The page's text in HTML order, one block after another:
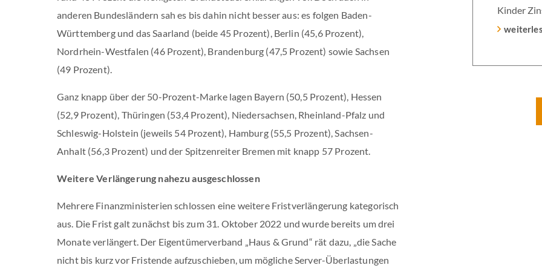
anderen Bundesländern sah es bis dahin nicht besser aus: es folgen Baden-
Württemberg und das Saarland (beide 45 Prozent), Berlin (45,6 Prozent),
Nordrhein-Westfalen (46 Prozent), Brandenburg (47,5 Prozent) sowie Sachsen
(49 Prozent).
Ganz knapp über der 50-Prozent-Marke lagen Bayern (50,5 Prozent), Hessen
(52,9 Prozent), Thüringen (53,4 Prozent), Niedersachsen, Rheinland-Pfalz und
Schleswig-Holstein (jeweils 54 Prozent), Hamburg (55,5 Prozent), Sachsen-
Anhalt (56,3 Prozent) und der Spitzenreiter Bremen mit knapp 57 Prozent.
Weitere Verlängerung nahezu ausgeschlossen
Mehrere Finanzministerien schlossen eine weitere Fristverlängerung kategorisch
aus. Die Frist galt zunächst bis zum 31. Oktober 2022 und wurde bereits um drei
Monate verlängert. Der Eigentümerverband „Haus & Grund“ rät dazu, „die Sache
nicht bis kurz vor Fristende aufzuschieben, um mögliche Server-Überlastungen
Kinder
Heutiger